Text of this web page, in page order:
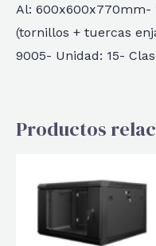
Al: 600x600x770mm-
(tornillos + tuercas
9005- Unidad: 15-
Productos